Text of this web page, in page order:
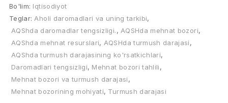
Bo'lim: Iqtisodiyot
Teglar: Aholi daromadlari va uning tarkibi,
AQShda daromadlar tengsizligi., AQSHda mehnat bozori,
AQShda mehnat resurslari, AQSHda turmush darajasi,
AQShda turmush darajasining ko'rsatkichlari,
Daromadlari tengsizligi, Mehnat bozori tahlili,
Mehnat bozori va turmush darajasi,
Mehnat bozorining mohiyati, Turmush darajasi